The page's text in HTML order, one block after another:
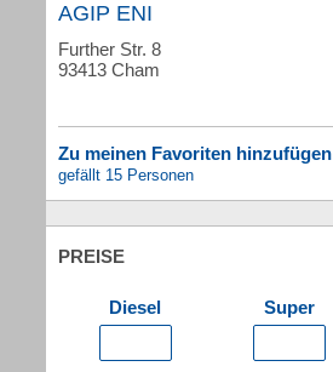
AGIP ENI
Further Str. 8
93413 Cham
Zu meinen Favoriten hinzufügen
gefällt 15 Personen
PREISE
Diesel Super